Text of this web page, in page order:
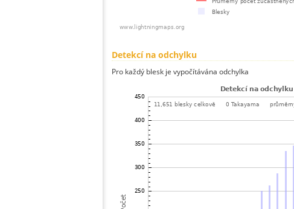
Detekcí na odchylku
Pro každý blesk je vypočítávána odchylka